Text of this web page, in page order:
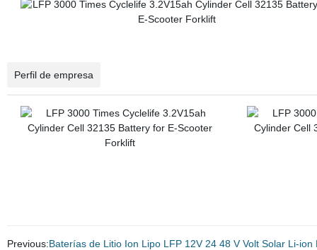
Perfil de empresa
Previous:Baterías de Litio Ion Lipo LFP 12V 24 48 V Volt Solar Li-